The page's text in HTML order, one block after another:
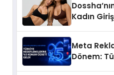
Kadın
Meta
Dönem: